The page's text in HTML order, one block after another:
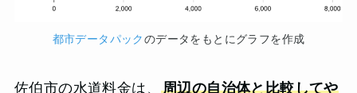
都市データパックのデータをもとにグラフを作成
佐伯市の水道料金は、 周辺の自治体と比較してや